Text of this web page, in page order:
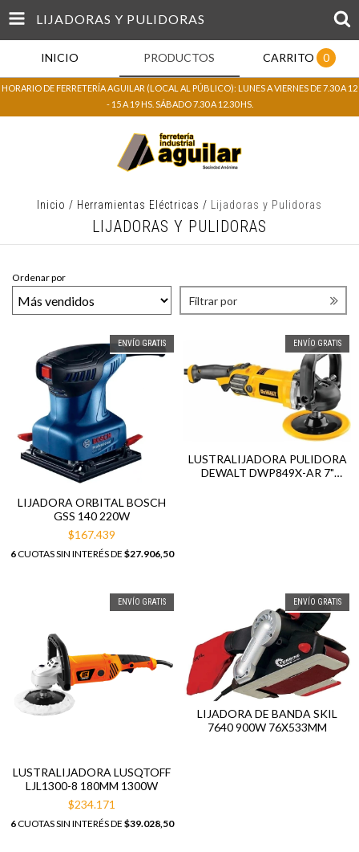
LIJADORAS Y PULIDORAS
INICIO PRODUCTOS CARRITO 0
HORARIO DE FERRETERÍA AGUILAR (LOCAL AL PÚBLICO): LUNES A VIERNES DE 7.30 A 12
- 15 A 19 HS. SÁBADO 7.30 A 12.30 HS.
Inicio / Herramientas Eléctricas / Lijadoras y Pulidoras
LIJADORAS Y PULIDORAS
Ordenar por
Filtrar por
ENVÍO GRATIS
LIJADORA ORBITAL BOSCH
GSS 140 220W
$167.439
6CUOTAS SIN INTERÉS DE $27.906,50
ENVÍO GRATIS
LUSTRALIJADORA PULIDORA
DEWALT DWP849X-AR 7"
ENVÍO GRATIS
LUSTRALIJADORA LUSQTOFF
LJL1300-8 180MM 1300W
$234.171
6CUOTAS SIN INTERÉS DE $39.028,50
ENVÍO GRATIS
LIJADORA DE BANDA SKIL
7640 900W 76X533MM